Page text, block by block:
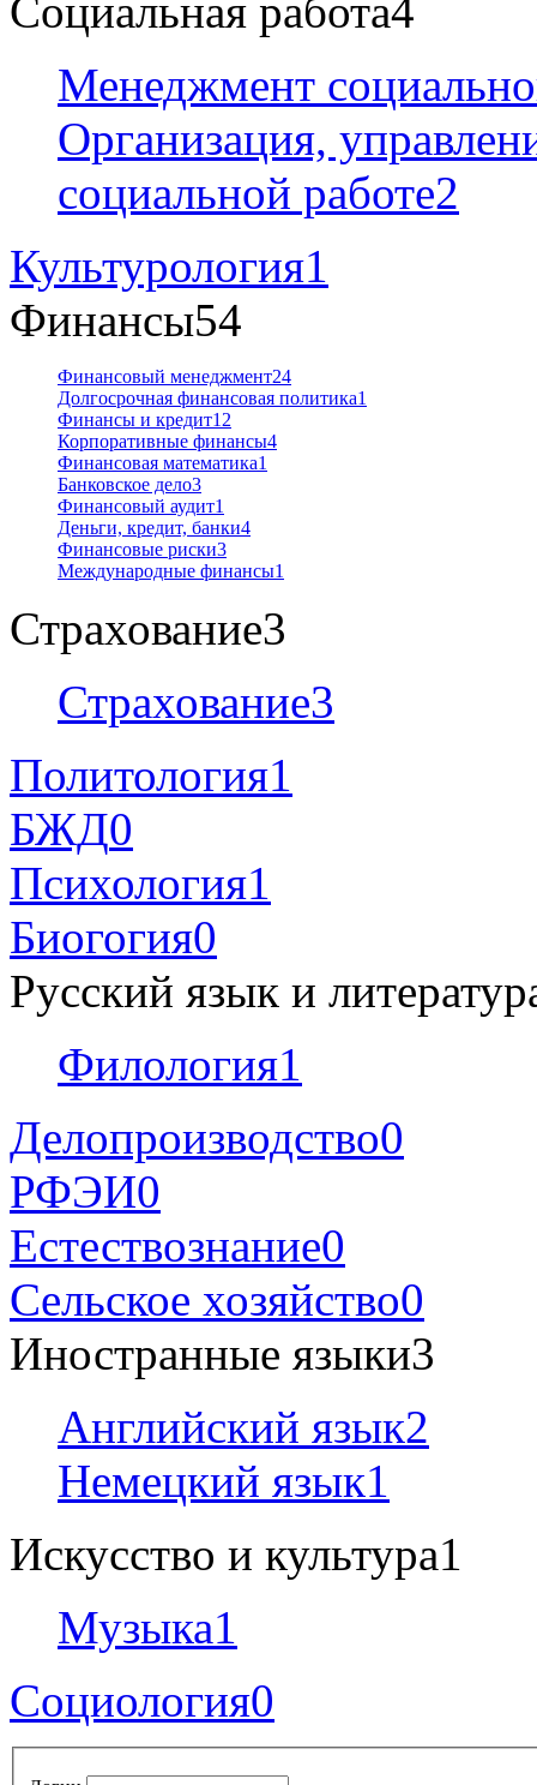
Социальная работа4
Менеджмент
Организация,
социальной работе2
Культурология1
Финансы54
Финансовый менеджмент24
Долгосрочная финансовая политика1
Финансы и кредит12
Корпоративные финансы4
Финансовая математика1
Банковское дело3
Финансовый аудит1
Деньги, кредит, банки4
Финансовые риски3
Международные финансы1
Страхование3
Страхование3
Политология1
БЖД0
Психология1
Биогогия0
Русский язык и
Филология1
Делопроизводство0
РФЭИ0
Естествознание0
Сельское хозяйство0
Иностранные языки3
Английский язык2
Немецкий язык1
Искусство и культура1
Музыка1
Социология0